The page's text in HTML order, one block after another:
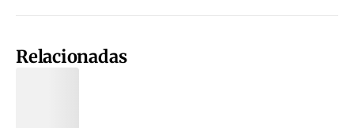
Relacionadas